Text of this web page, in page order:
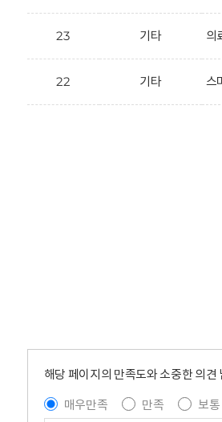
23 기타 의
22 기타 스
해당 페이지의 만족도와 소중한 의견
매우만족
만족 보통